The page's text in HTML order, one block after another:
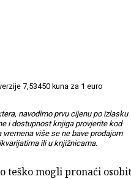
7,53450 kuna za 1 euro
navodimo prvu cijenu po izlasku
i dostupnost knjiga provjerite kod
više se ne bave prodajom
ili u knjižnicama.
teško mogli pronaći